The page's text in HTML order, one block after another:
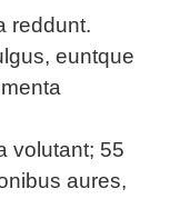
reddunt.
euntque
volutant; 55
aures,